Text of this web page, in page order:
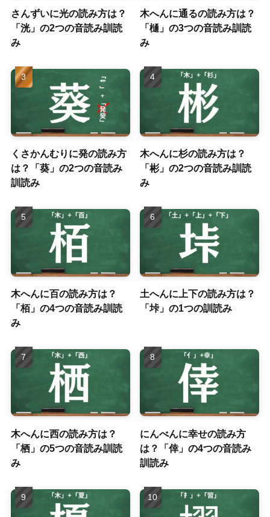
さんずいに光の読み方は？
「洸」の2つの音読み訓読
み
木へんに通るの読み方は？
「樋」の3つの音読み訓読
み
くさかんむりに発の読み方
は？「葵」の2つの音読み
訓読み
木へんに杉の読み方は？
「彬」の2つの音読み訓読
み
木へんに百の読み方は？
「栢」の4つの音読み訓読
み
土へんに上下の読み方は？
「垰」の1つの訓読み
木へんに西の読み方は？
「栖」の5つの音読み訓読
み
にんべんに幸せの読み方
は？「倖」の4つの音読み
訓読み